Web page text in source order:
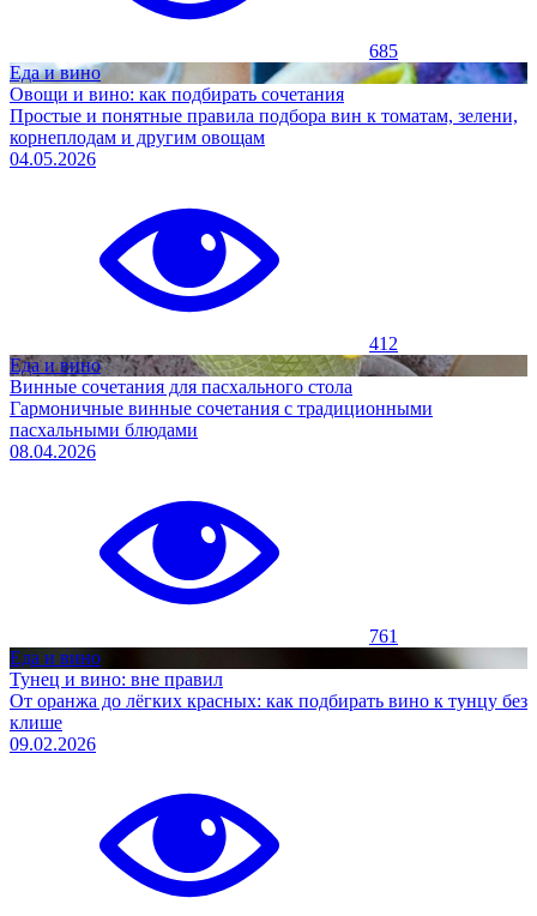
685
Еда и вино
Овощи и вино: как подбирать сочетания
Простые и понятные правила подбора вин к томатам, зелени,
корнеплодам и другим овощам
04.05.2026
412
Еда и вино
Винные сочетания для пасхального стола
Гармоничные винные сочетания с традиционными
пасхальными блюдами
08.04.2026
761
Еда и вино
Тунец и вино: вне правил
От оранжа до лёгких красных: как подбирать вино к тунцу без
клише
09.02.2026